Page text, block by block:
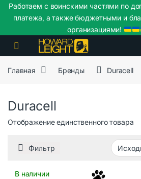
Skip to navigation
Skip to content
Главная Бренды Duracell
Duracell
Отображение единственного товара
Фильтр
В наличии
Работаем с воинскими частями по
платежа, а также бюджетными и
организациями!